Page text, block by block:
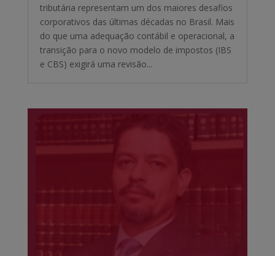
tributária representam um dos maiores desafios
corporativos das últimas décadas no Brasil. Mais
do que uma adequação contábil e operacional, a
transição para o novo modelo de impostos (IBS
e CBS) exigirá uma revisão...